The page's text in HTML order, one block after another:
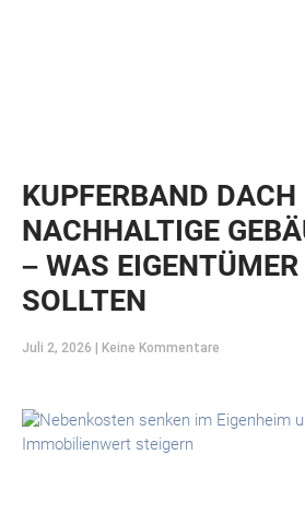
KUPFERBAND DACH
NACHHALTIGE
– WAS
SOLLTEN
Juli 2, 2026 Keine Kommentare